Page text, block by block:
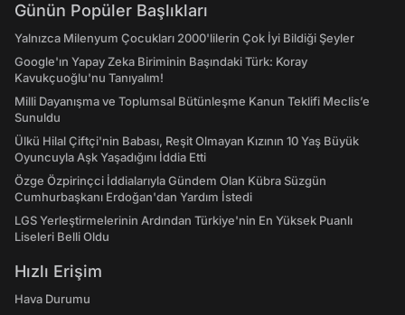
Günün Popüler Başlıkları
Yalnızca Milenyum Çocukları 2000'lilerin Çok İyi Bildiği Şeyler
Google'ın Yapay Zeka Biriminin Başındaki Türk: Koray
Kavukçuoğlu'nu Tanıyalım!
Milli Dayanışma ve Toplumsal Bütünleşme Kanun Teklifi Meclis’e
Sunuldu
Ülkü Hilal Çiftçi'nin Babası, Reşit Olmayan Kızının 10 Yaş Büyük
Oyuncuyla Aşk Yaşadığını İddia Etti
Özge Özpirinçci İddialarıyla Gündem Olan Kübra Süzgün
Cumhurbaşkanı Erdoğan'dan Yardım İstedi
LGS Yerleştirmelerinin Ardından Türkiye'nin En Yüksek Puanlı
Liseleri Belli Oldu
Hızlı Erişim
Hava Durumu